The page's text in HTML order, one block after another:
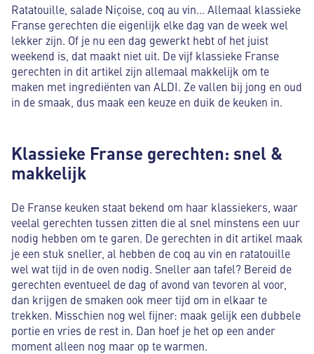
Ratatouille, salade Niçoise, coq au vin… Allemaal klassieke
Franse gerechten die eigenlijk elke dag van de week wel
lekker zijn. Of je nu een dag gewerkt hebt of het juist
weekend is, dat maakt niet uit. De vijf klassieke Franse
gerechten in dit artikel zijn allemaal makkelijk om te
maken met ingrediënten van ALDI. Ze vallen bij jong en oud
in de smaak, dus maak een keuze en duik de keuken in.
Klassieke Franse gerechten: snel &
makkelijk
De Franse keuken staat bekend om haar klassiekers, waar
veelal gerechten tussen zitten die al snel minstens een uur
nodig hebben om te garen. De gerechten in dit artikel maak
je een stuk sneller, al hebben de coq au vin en ratatouille
wel wat tijd in de oven nodig. Sneller aan tafel? Bereid de
gerechten eventueel de dag of avond van tevoren al voor,
dan krijgen de smaken ook meer tijd om in elkaar te
trekken. Misschien nog wel fijner: maak gelijk een dubbele
portie en vries de rest in. Dan hoef je het op een ander
moment alleen nog maar op te warmen.